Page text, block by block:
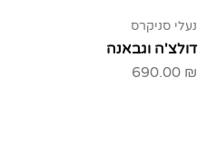
נעלי סניקרס
דולצ'ה וגבאנה
690.00 ₪